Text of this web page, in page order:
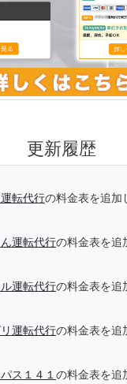
更新履歴
転代行の料金表を追加
運転代行の料金表を追
運転代行の料金表を追
運転代行の料金表を追
ス１４１ の料金表を追